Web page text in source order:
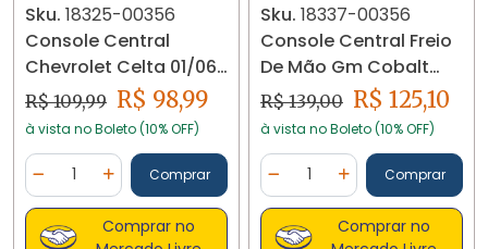
Sku. 18325-00356
Console Central
Chevrolet Celta 01/06
18325
R$ 109,99 R$ 98,99
à vista no Boleto (10% OFF)
Diminuir Quantidade
Quantidade
Adicionar Quantidade
Comprar
Comprar no
Sku. 18337-00356
Console Central Freio
De Mão Gm Cobalt
12/19 18337
R$ 139,00 R$ 125,10
à vista no Boleto (10% OFF)
Diminuir Quantidade
Quantidade
AdicionarComprar
Comprar no